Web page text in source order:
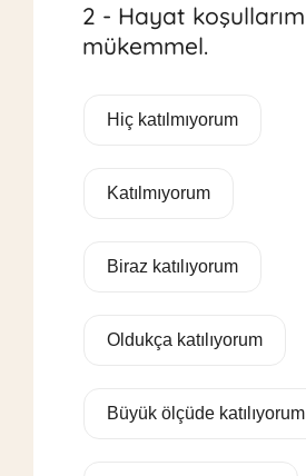
2 - Hayat koşullarım
mükemmel.
Hiç katılmıyorum
Katılmıyorum
Biraz katılıyorum
Oldukça katılıyorum
Büyük ölçüde katılıyorum